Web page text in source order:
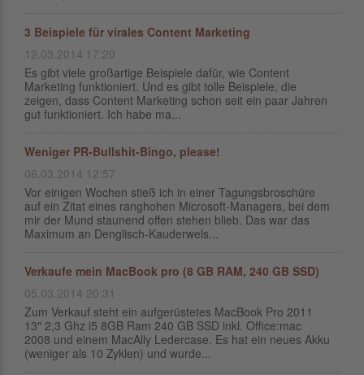
3 Beispiele für virales Content Marketing
12.03.2014 17:20
Es gibt viele großartige Beispiele dafür, wie Content
Marketing funktioniert. Und es gibt tolle Beispiele, die
zeigen, dass Content Marketing schon seit ein paar Jahren
gut funktioniert. Ich habe ma...
Weniger PR-Bullshit-Bingo, please!
06.03.2014 12:57
Vor einigen Wochen stieß ich in einer Tagungsbroschüre
auf ein Zitat eines ranghohen Microsoft-Managers, bei dem
mir der Mund staunend offen stehen blieb. Das war das
Maximum an Denglisch-Kauderwels...
Verkaufe mein MacBook pro (8 GB RAM, 240 GB SSD)
05.03.2014 20:31
Zum Verkauf steht ein aufgerüstetes MacBook Pro 2011
13″ 2,3 Ghz i5 8GB Ram 240 GB SSD inkl. Office:mac
2008 und einem MacAlly Ledercase. Es hat ein neues Akku
(weniger als 10 Zyklen) und wurde...